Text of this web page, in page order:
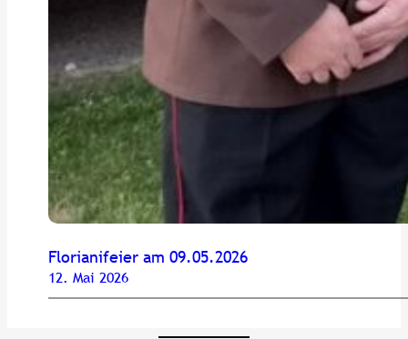
Florianifeier am 09.05.2026
12. Mai 2026